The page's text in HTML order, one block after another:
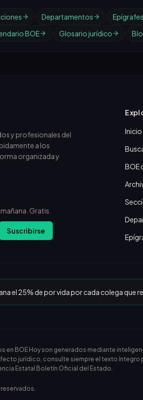
Departamentos Epígrafes
BOE
Glosario jurídico
y profesionales del
a los
organizada y
Gratis.
Suscribirse
Inicio
BOE
el 25% de por vida por cada colega que
en BOE Hoy son generados mediante
jurídico, consulte siempre el texto íntegro
Estatal Boletín Oficial del Estado.